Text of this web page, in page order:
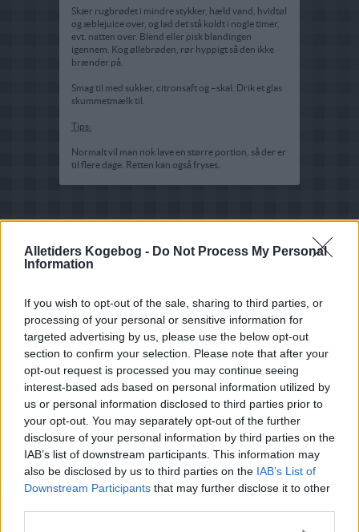
Alletiders Kogebog - Do Not Process My Personal
Information
If you wish to opt-out of the sale, sharing to third parties, or
processing of your personal or sensitive information for
targeted advertising by us, please use the below opt-out
section to confirm your selection. Please note that after your
opt-out request is processed you may continue seeing
interest-based ads based on personal information utilized by
us or personal information disclosed to third parties prior to
your opt-out. You may separately opt-out of the further
disclosure of your personal information by third parties on the
IAB’s list of downstream participants. This information may
also be disclosed by us to third parties on the IAB’s List of
Downstream Participants that may further disclose it to other
Skær rugbrødet i mindre stykker, hæld vand, hvidtøl
og æblejuice over, og lad det stå koldt i nogle timer,
evt. natten over. Blend eller pisk blandingen
igennem. Kog øllebrøden, rør hyppigt så den ikke
brænder på.
Smag til med sukker, citronsaft og –skal. Drik et glas
skummetmælk til.
Tips:
Normalt vil man nok lave en større portion, så der er
til flere dage. Retten kan også fryses.
Opskriftsinfo
Ret :Morgenmad/Brunch-Morgenmad